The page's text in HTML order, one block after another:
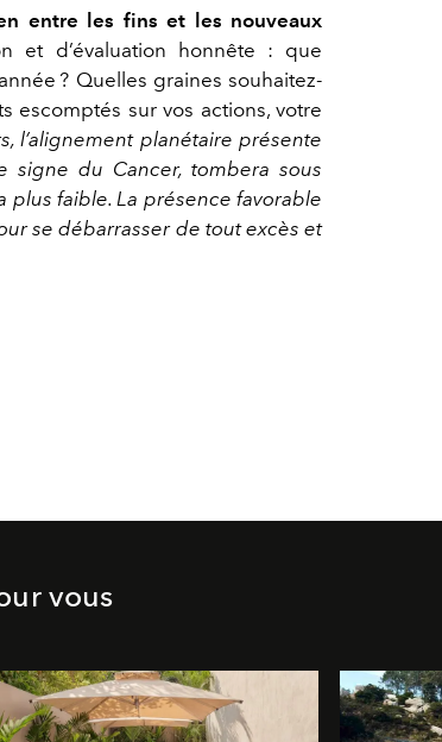
entre les fins et les nouveaux
et d’évaluation honnête : que
? Quelles graines souhaitez-
escomptés sur vos actions, votre
l’alignement planétaire présente
signe du Cancer, tombera sous
plus faible. La présence favorable
se débarrasser de tout excès et
vous